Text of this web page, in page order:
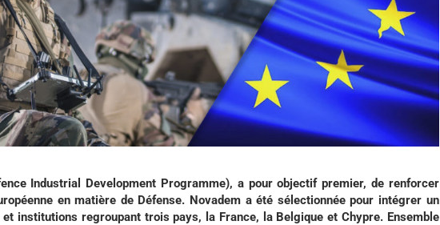
Industrial Development Programme), a pour objectif premier, de renforcer
en matière de Défense. Novadem a été sélectionnée pour intégrer un
institutions regroupant trois pays, la France, la Belgique et Chypre. Ensemble